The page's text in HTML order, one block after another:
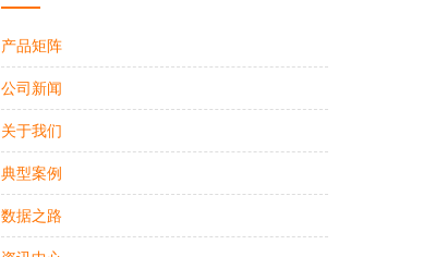
产品矩阵
公司新闻
关于我们
典型案例
数据之路